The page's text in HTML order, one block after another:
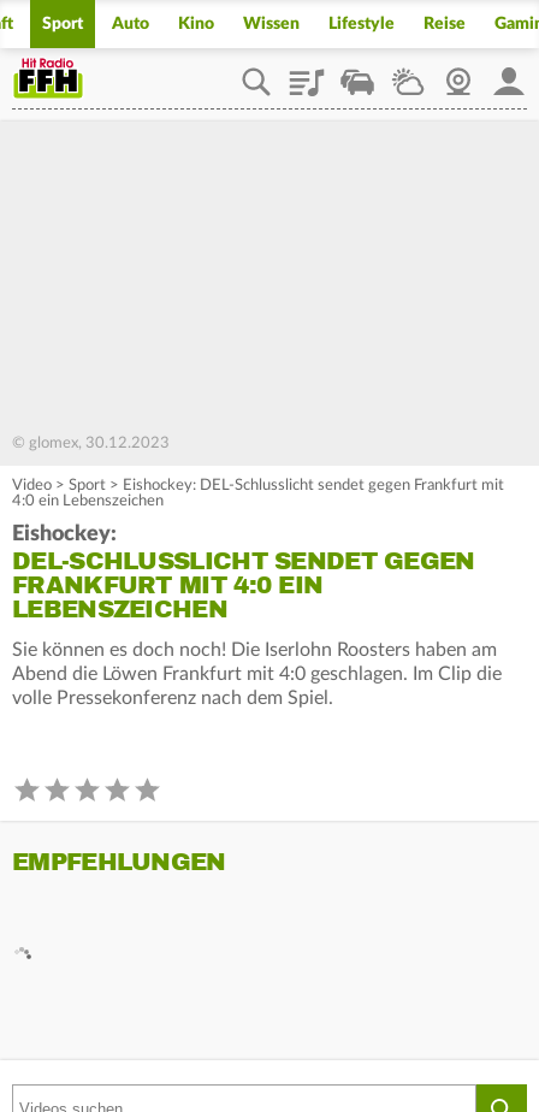
Sport Auto Kino Wissen Lifestyle Reise
PlaylistStaupilotWetterWebcam
© glomex, 30.12.2023
Video > Sport > Eishockey: DEL-Schlusslicht sendet gegen Frankfurt mit
4:0 ein Lebenszeichen
Eishockey:
DEL-SCHLUSSLICHT SENDET GEGEN
FRANKFURT MIT 4:0 EIN
LEBENSZEICHEN
Sie können es doch noch! Die Iserlohn Roosters haben am
Abend die Löwen Frankfurt mit 4:0 geschlagen. Im Clip die
volle Pressekonferenz nach dem Spiel.
EMPFEHLUNGEN